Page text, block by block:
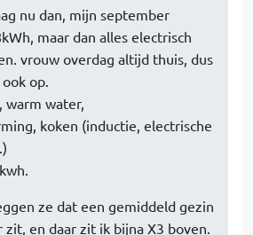
nu dan, mijn september
maar dan alles electrisch
vrouw overdag altijd thuis, dus
op.
warm water,
koken (inductie, electrische
ze dat een gemiddeld gezin
zit, en daar zit ik bijna X3 boven.